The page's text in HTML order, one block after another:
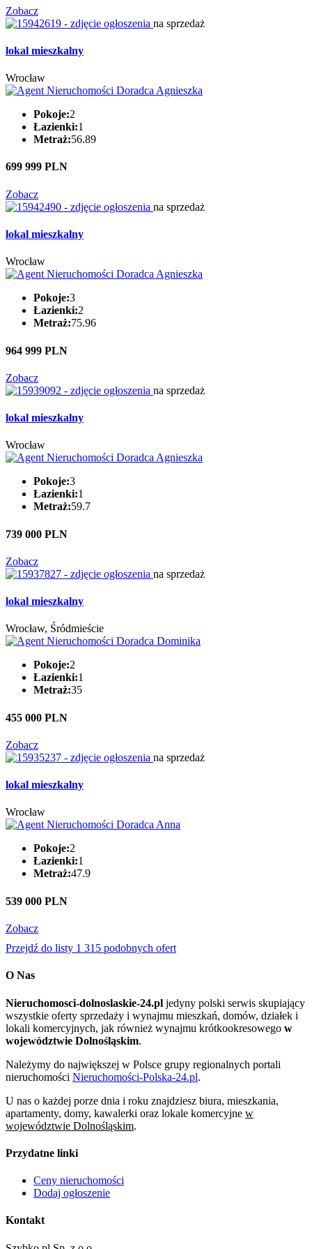
Zobacz
na sprzedaż
lokal mieszkalny
Wrocław
Pokoje:2
Łazienki:1
Metraż:56.89
699 999 PLN
Zobacz
na sprzedaż
lokal mieszkalny
Wrocław
Pokoje:3
Łazienki:2
Metraż:75.96
964 999 PLN
Zobacz
na sprzedaż
lokal mieszkalny
Wrocław
Pokoje:3
Łazienki:1
Metraż:59.7
739 000 PLN
Zobacz
na sprzedaż
lokal mieszkalny
Wrocław, Śródmieście
Pokoje:2
Łazienki:1
Metraż:35
455 000 PLN
Zobacz
na sprzedaż
lokal mieszkalny
Wrocław
Pokoje:2
Łazienki:1
Metraż:47.9
539 000 PLN
Zobacz
Przejdź do listy 1 315 podobnych ofert
O Nas
Nieruchomosci-dolnoslaskie-24.pl jedyny polski serwis skupiający
wszystkie oferty sprzedaży i wynajmu mieszkań, domów, działek i
lokali komercyjnych, jak również wynajmu krótkookresowego w
województwie Dolnośląskim.
Należymy do największej w Polsce grupy regionalnych portali
nieruchomości Nieruchomości-Polska-24.pl.
U nas o każdej porze dnia i roku znajdziesz biura, mieszkania,
apartamenty, domy, kawalerki oraz lokale komercyjne w
województwie Dolnośląskim.
Przydatne linki
Ceny nieruchomości
Dodaj ogłoszenie
Kontakt